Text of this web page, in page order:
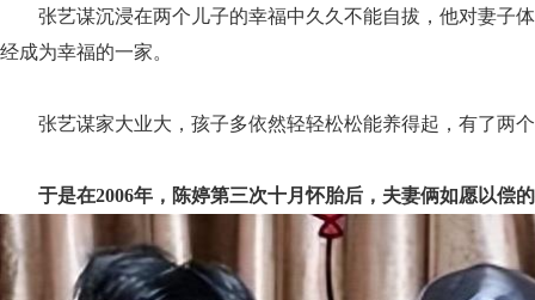
张艺谋沉浸在两个儿子的幸福中久久不能自拔，他对妻子
经成为幸福的一家。
张艺谋家大业大，孩子多依然轻轻松松能养得起，有了两
于是在2006年，陈婷第三次十月怀胎后，夫妻俩如愿以偿